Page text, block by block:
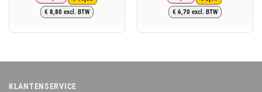
Oorspronkelijke
prijs
€ 12,78.
Huidige
prijs
€ 10,65.
€ 8,80 excl. BTW
Oorspronkelijke
prijs
€ 9,73.
Huidige
prijs
€ 8,11.
€ 6,70 excl. BTW
KLANTENSERVICE